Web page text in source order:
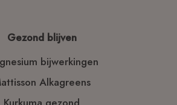
Gezond blijven
bijwerkingen
Alkagreens